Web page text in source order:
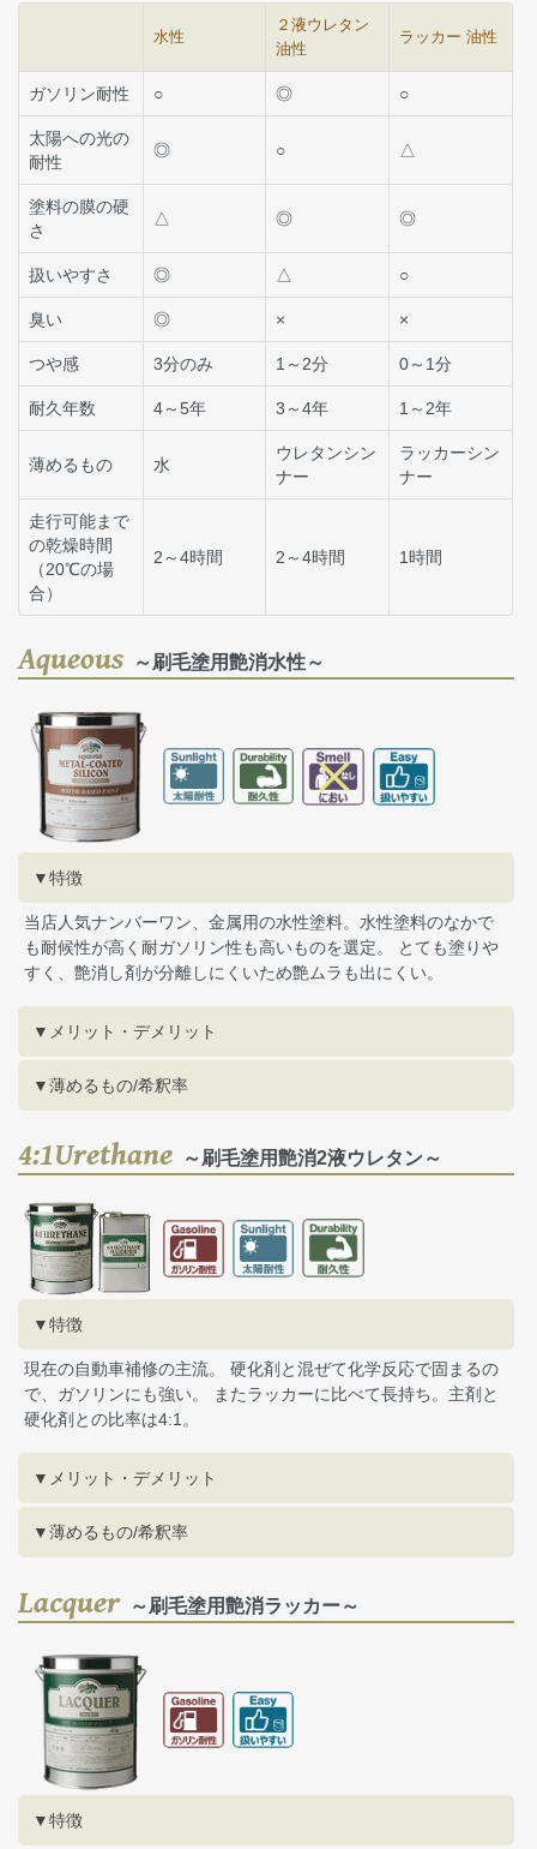
水性
２液ウレタン
油性
ラッカー 油性
ガソリン耐性 ○ ◎ ○
太陽への光の
耐性
◎ ○ △
塗料の膜の硬
さ
△ ◎ ◎
扱いやすさ ◎ △ ○
臭い ◎ × ×
つや感 3分のみ 1～2分 0～1分
耐久年数 4～5年 3～4年 1～2年
薄めるもの 水
ウレタンシン
ナー
ラッカーシン
ナー
走行可能まで
の乾燥時間
（20℃の場
合）
2～4時間 2～4時間 1時間
Aqueous ～刷毛塗用艶消水性～
▼特徴
当店人気ナンバーワン、金属用の水性塗料。水性塗料のなかで
も耐候性が高く耐ガソリン性も高いものを選定。 とても塗りや
すく、艶消し剤が分離しにくいため艶ムラも出にくい。
▼メリット・デメリット
▼薄めるもの/希釈率
4:1Urethane ～刷毛塗用艶消2液ウレタン～
▼特徴
現在の自動車補修の主流。 硬化剤と混ぜて化学反応で固まるの
で、ガソリンにも強い。 またラッカーに比べて長持ち。主剤と
硬化剤との比率は4:1。
▼メリット・デメリット
▼薄めるもの/希釈率
Lacquer～刷毛塗用艶消ラッカー～
▼特徴